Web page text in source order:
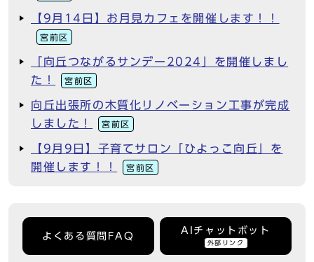
【9月14日】お月見カフェを開催します！！
宮前区
「向丘つながるサンデー2024」を開催しまし
た！
宮前区
向丘出張所の木質化リノベーション工事が完成
しました！
宮前区
【9月9日】子育てサロン「ひよっこ向丘」を
開催します！！
宮前区
よくある質問FAQ
AIチャットボット
外部リンク